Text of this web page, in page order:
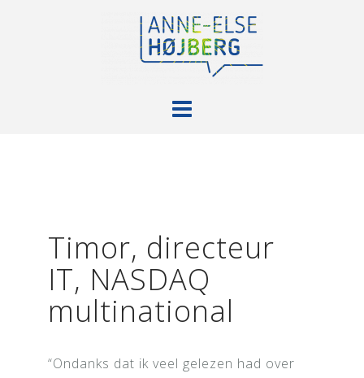
Timor, directeur
IT, NASDAQ
multinational
“Ondanks dat ik veel gelezen had over